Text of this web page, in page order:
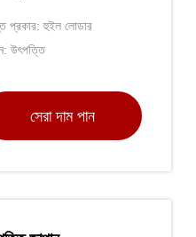
মেশিন 18t
চলন্ত প্রকার: হুইল লোডার
ইঞ্জিন: উৎপত্তি
সেরা দাম পান